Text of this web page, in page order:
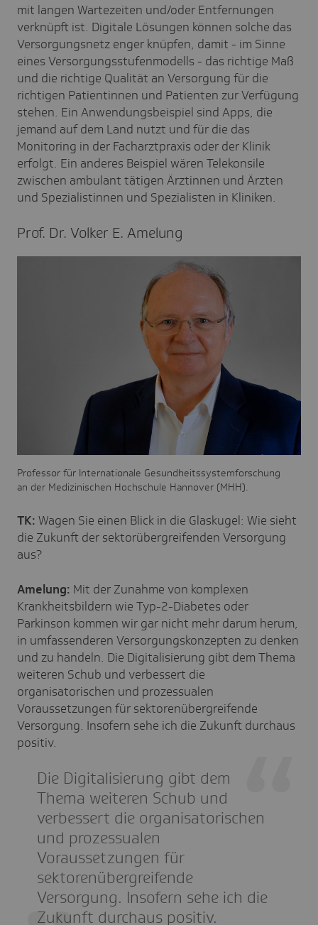
mit langen Wartezeiten und/oder Entfernungen
verknüpft ist. Digitale Lösungen können solche das
Versorgungsnetz enger knüpfen, damit - im Sinne
eines Versorgungsstufenmodells - das richtige Maß
und die richtige Qualität an Versorgung für die
richtigen Patientinnen und Patienten zur Verfügung
stehen. Ein Anwendungsbeispiel sind Apps, die
jemand auf dem Land nutzt und für die das
Monitoring in der Facharztpraxis oder der Klinik
erfolgt. Ein anderes Beispiel wären Telekonsile
zwischen ambulant tätigen Ärztinnen und Ärzten
und Spezialistinnen und Spezialisten in Kliniken.
Prof. Dr. Volker E. Amelung
Professor für Internationale Gesundheitssystemforschung
an der Medizinischen Hochschule Hannover (MHH).
TK: Wagen Sie einen Blick in die Glaskugel: Wie sieht
die Zukunft der sektorübergreifenden Versorgung
aus?
Amelung: Mit der Zunahme von komplexen
Krankheitsbildern wie Typ-2-Diabetes oder
Parkinson kommen wir gar nicht mehr darum herum,
in umfassenderen Versorgungskonzepten zu denken
und zu handeln. Die Digitalisierung gibt dem Thema
weiteren Schub und verbessert die
organisatorischen und prozessualen
Voraussetzungen für sektorenübergreifende
Versorgung. Insofern sehe ich die Zukunft durchaus
positiv.
Die Digitalisierung gibt dem
Thema weiteren Schub und
verbessert die organisatorischen
und prozessualen
Voraussetzungen für
sektorenübergreifende
Versorgung. Insofern sehe ich die
Zukunft durchaus positiv.